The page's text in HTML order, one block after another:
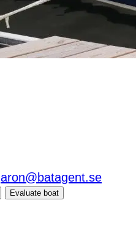
aron@batagent.se
Evaluate boat